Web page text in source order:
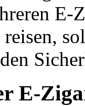
E-
E-